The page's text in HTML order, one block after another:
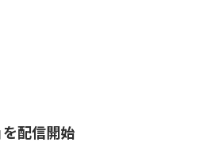
を配信開始